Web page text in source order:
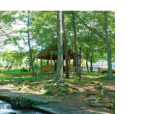
の他施設 ごはん